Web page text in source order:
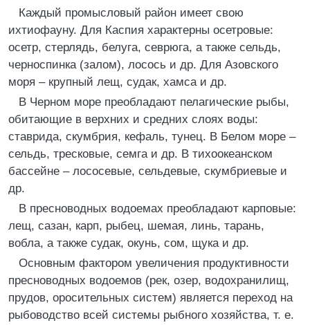
Каждый промысловый район имеет свою
ихтиофауну. Для Каспия характерны осетровые:
осетр, стерлядь, белуга, севрюга, а также сельдь,
черноспинка (залом), лосось и др. Для Азовского
моря – крупный лещ, судак, хамса и др.
В Черном море преобладают пелагические рыбы,
обитающие в верхних и средних слоях воды:
ставрида, скумбрия, кефаль, тунец. В Белом море –
сельдь, тресковые, семга и др. В тихоокеанском
бассейне – лососевые, сельдевые, скумбриевые и
др.
В пресноводных водоемах преобладают карповые:
лещ, сазан, карп, рыбец, шемая, линь, тарань,
вобла, а также судак, окунь, сом, щука и др.
Основным фактором увеличения продуктивности
пресноводных водоемов (рек, озер, водохранилищ,
прудов, оросительных систем) является переход на
рыбоводство всей системы рыбного хозяйства, т. е.